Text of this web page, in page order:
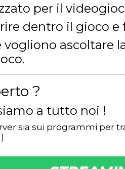
per il
dentro il gioco e
ascoltare
?
a tutto noi !
sia sui programmi per